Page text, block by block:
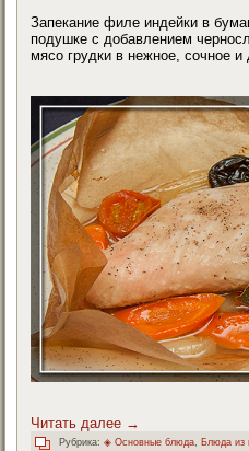
Запекание филе индейки в
подушке с добавлением
мясо грудки в нежное, сочное
Читать далее →
Рубрика: ◈ Основные блюда, Блюда из